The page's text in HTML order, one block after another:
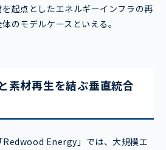
起点としたエネルギーインフラの再
のモデルケースといえる。
素材再生を結ぶ垂直統合
Redwood Energy」では、大規模エ